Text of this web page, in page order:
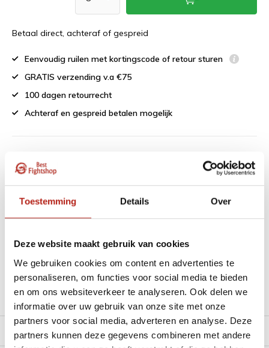
Toestemming Details Over
Deze website maakt gebruik van cookies
We gebruiken cookies om content en advertenties te
personaliseren, om functies voor social media te bieden
en om ons websiteverkeer te analyseren. Ook delen we
informatie over uw gebruik van onze site met onze
partners voor social media, adverteren en analyse. Deze
partners kunnen deze gegevens combineren met andere
Betaal direct, achteraf of gespreid
Eenvoudig ruilen met kortingscode of retour sturen
GRATIS verzending v.a €75
100 dagen retourrecht
Achteraf en gespreid betalen mogelijk
9
1151 beoordelingen
“Goede service , zeer correcte afhandeling en kwaliteit
Beschikbaar in de volgende varianten:
Productomschrijving
Product tags